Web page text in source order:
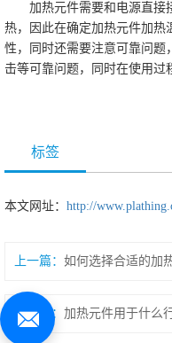
加热元件需要和电源直接
热，因此在确定加热元件加热
性，同时还需要注意可靠问题
击等可靠问题，同时在使用过
标签
本文网址： http://
上一篇： 如何选择合适的加
下一篇： 加热元件用于什么